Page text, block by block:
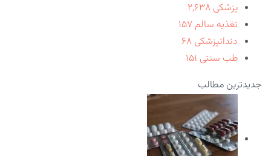
پزشکی ۲,۶۳۸
تغذیه سالم ۱۵۷
دندانپزشکی ۶۸
طب سنتی ۱۵۱
جدیدترین مطالب